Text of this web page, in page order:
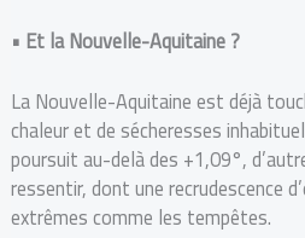
• Et la Nouvelle-Aquitaine ?
La Nouvelle-Aquitaine est déjà
chaleur et de sécheresses
poursuit au-delà des +1,09°,
ressentir, dont une recrudescence
extrêmes comme les tempêtes.